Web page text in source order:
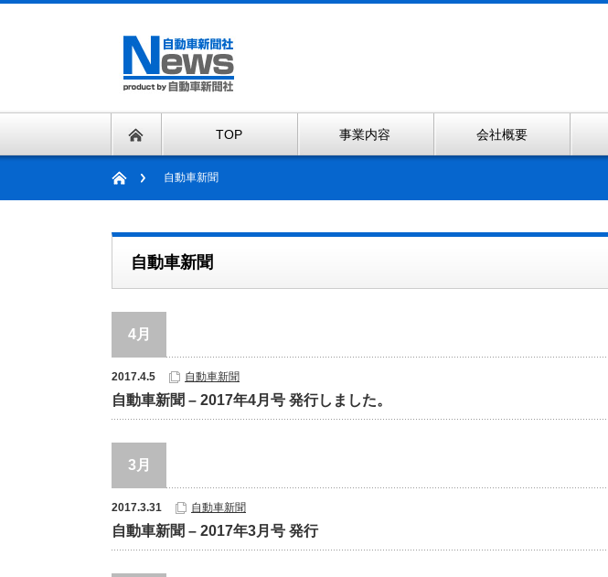
TOP 事業内容 会社概要
自動車新聞
自動車新聞
4月
2017.4.5 自動車新聞
自動車新聞 – 2017年4月号 発行しました。
3月
2017.3.31 自動車新聞
自動車新聞 – 2017年3月号 発行